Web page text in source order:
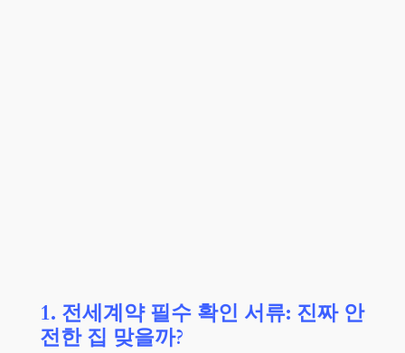
1. 전세계약 필수 확인 서류: 진짜 안
전한 집 맞을까?